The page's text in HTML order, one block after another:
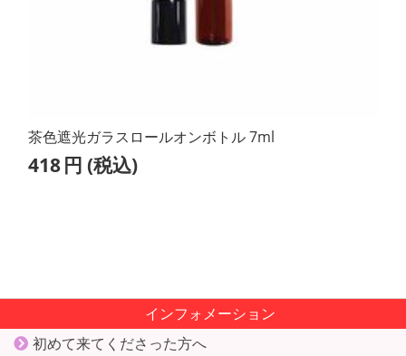
茶色遮光ガラスロールオンボトル 7ml
418円 (税込)
インフォメーション
初めて来てくださった方へ